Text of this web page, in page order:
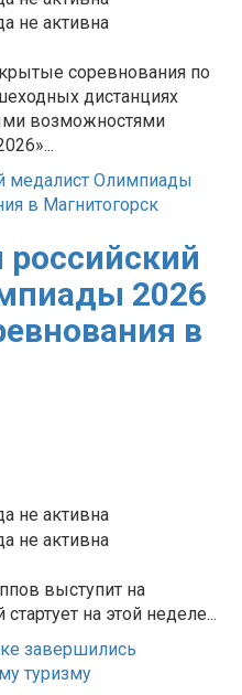
соревнования по
дистанциях
возможностями
2026
в
выступит на
на этой неделе...